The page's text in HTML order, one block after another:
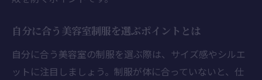
自分に合う美容室制服を選ぶポイントとは
自分に合う美容室の制服を選ぶ際は、サイズ感やシルエ
ットに注目しましょう。制服が体に合っていないと、仕